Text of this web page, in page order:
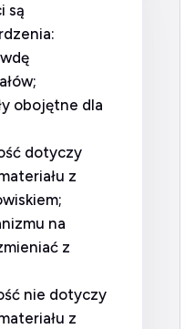
są
obojętne dla
dotyczy
z
na
z
nie dotyczy
z